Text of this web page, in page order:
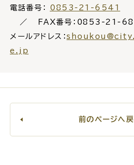
電話番号： 0853-21-6541
FAX番号：0853-21-
メールアドレス：
e.jp
前のページへ戻